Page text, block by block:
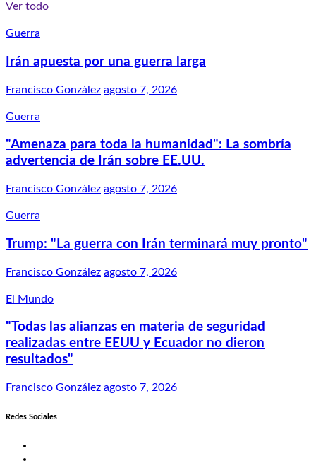
Ver todo
Guerra
Irán apuesta por una guerra larga
Francisco González agosto 7, 2026
Guerra
"Amenaza para toda la humanidad": La sombría
advertencia de Irán sobre EE.UU.
Francisco González agosto 7, 2026
Guerra
Trump: "La guerra con Irán terminará muy pronto"
Francisco González agosto 7, 2026
El Mundo
"Todas las alianzas en materia de seguridad
realizadas entre EEUU y Ecuador no dieron
resultados"
Francisco González agosto 7, 2026
Redes Sociales